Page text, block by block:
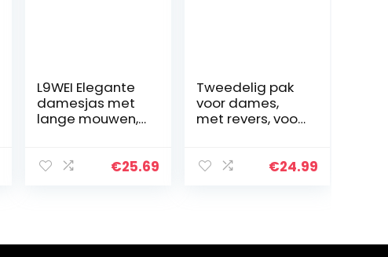
L9WEI Elegante
damesjas met
lange mouwen,
voor dames,
€25.69
Tweedelig pak
voor dames,
met revers, voor
formeel, geruit,
€24.99